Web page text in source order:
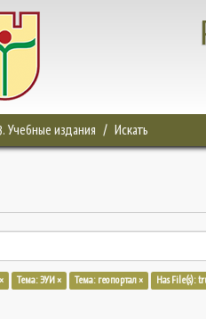
Учебные издания Искать
Тема: ЭУИ × Тема: геопортал × Has File(s):